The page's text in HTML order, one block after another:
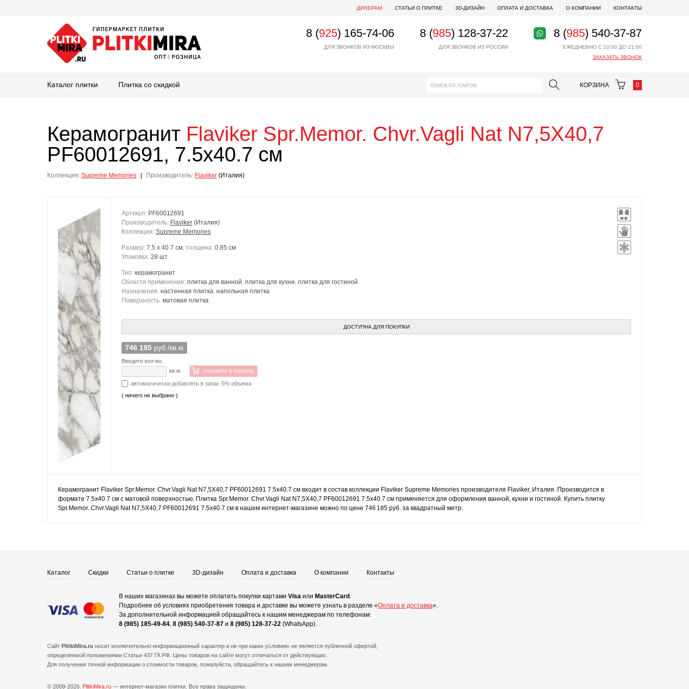
ДИЛЕРАМ СТАТЬИ О ПЛИТКЕ 3D-ДИЗАЙН ОПЛАТА И ДОСТАВКА О КОМПАНИИ КОНТАКТЫ
8 (925) 165-74-06
ДЛЯ ЗВОНКОВ ИЗ МОСКВЫ
8 (985) 128-37-22
ДЛЯ ЗВОНКОВ ИЗ РОССИИ
8 (985) 540-37-87
ЕЖЕДНЕВНО С 10:00 ДО 21:00
ЗАКАЗАТЬ ЗВОНОК
Каталог плитки Плитка со скидкой КОРЗИНА 0
Керамогранит Flaviker Spr.Memor. Chvr.Vagli Nat N7,5X40,7
PF60012691, 7.5x40.7 см
Коллекция: Supreme Memories Производитель: Flaviker (Италия)
Артикул: PF60012691
Производитель: Flaviker (Италия)
Коллекция: Supreme Memories
Размер: 7.5 x 40.7 см; толщина: 0.85 см
Упаковка: 28 шт.
Тип: керамогранит
Области применения: плитка для ванной, плитка для кухни, плитка для гостиной
Назначения: настенная плитка, напольная плитка
Поверхность: матовая плитка
ДОСТУПНА ДЛЯ ПОКУПКИ
746 185 руб./кв.м
Введите кол-во:
кв.м
положить в корзину
автоматически добавлять в запас 5% объема
( ничего не выбрано )
Керамогранит Flaviker Spr.Memor. Chvr.Vagli Nat N7,5X40,7 PF60012691 7.5x40.7 см входит в состав коллекции Flaviker Supreme Memories производителя Flaviker, Италия. Производится в
формате 7.5x40.7 см с матовой поверхностью. Плитка Spr.Memor. Chvr.Vagli Nat N7,5X40,7 PF60012691 7.5x40.7 см применяется для оформления ванной, кухни и гостиной. Купить плитку
Spr.Memor. Chvr.Vagli Nat N7,5X40,7 PF60012691 7.5x40.7 см в нашем интернет-магазине можно по цене 746 185 руб. за квадратный метр.
Каталог Скидки Статьи о плитке 3D-дизайн Оплата и доставка О компании Контакты
В наших магазинах вы можете оплатить покупки картами Visa или MasterCard .
Подробнее об условиях приобретения товара и доставке вы можете узнать в разделе «Оплата и доставка».
За дополнительной информацией обращайтесь к нашим менеджерам по телефонам:
8 (985) 185-49-84, 8 (985) 540-37-87 и 8 (985) 128-37-22 (WhatsApp).
Сайт PlitkiMira.ru носит исключительно информационный характер и ни при каких условиях не является публичной офертой,
определяемой положениями Статьи 437 ГК РФ. Цены товаров на сайте могут отличаться от действующих.
Для получения точной информации о стоимости товаров, пожалуйста, обращайтесь к нашим менеджерам.
© 2009-2026. PlitkiMira.ru — интернет-магазин плитки. Все права защищены.